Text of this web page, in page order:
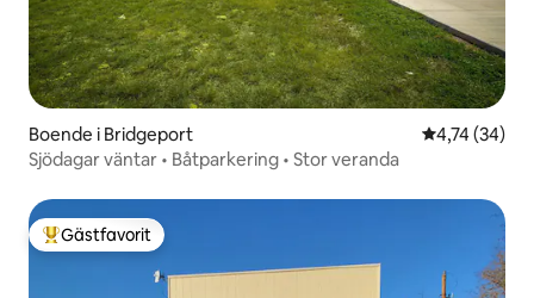
Boende i Bridgeport 4,74 av 5 i
4,74 (34)
Sjödagar väntar • Båtparkering • Stor veranda
Populär gästfavorit
Gästfavorit